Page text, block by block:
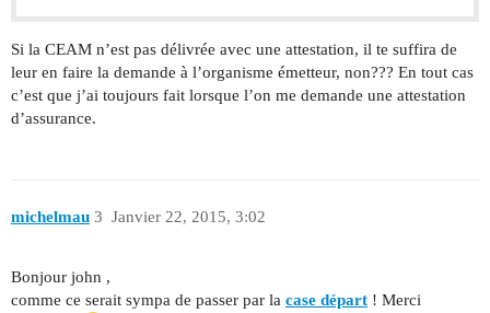
Si la CEAM n’est pas délivrée avec une attestation, il te suffira de
leur en faire la demande à l’organisme émetteur, non??? En tout cas
c’est que j’ai toujours fait lorsque l’on me demande une attestation
d’assurance.
michelmau Janvier 22, 2015, 3:02
3
Bonjour john ,
comme ce serait sympa de passer par la case départ ! Merci